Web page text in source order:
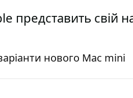
представить
нового Mac mini